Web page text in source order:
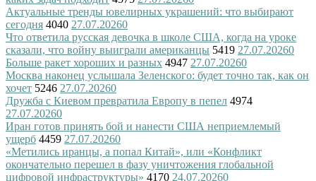
Актуальные тренды ювелирных украшений: что выбирают
сегодня 4040 27.07.20260
Что ответила русская девочка в школе США, когда на уроке
сказали, что войну выиграли американцы 5419 27.07.20260
Больше ракет хороших и разных 4947 27.07.20260
Москва наконец услышала Зеленского: будет точно так, как он
хочет 5246 27.07.20260
Дружба с Киевом превратила Европу в пепел 4974
27.07.20260
Иран готов принять бой и нанести США неприемлемый
ущерб 4459 27.07.20260
«Метились иранцы, а попал Китай», или «Конфликт
окончательно перешел в фазу уничтожения глобальной
цифровой инфраструктуры» 4170 24.07.20260